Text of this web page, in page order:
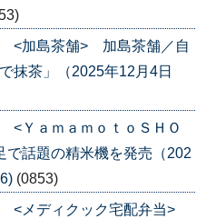
<加島茶舗> 加島茶舗／自
抹茶」（2025年12月4日
ＹａｍａｍｏｔｏＳＨＯ
話題の精米機を発売（202
(0853)
<メディクック宅配弁当>